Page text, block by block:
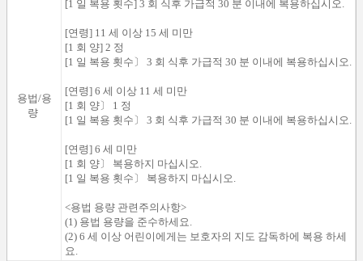
용법/용
량
[1 일 복용 횟수] 3 회 식후 가급적 30 분 이내에 복용하십시오.
[연령] 11 세 이상 15 세 미만
[1 회 양] 2 정
[1 일 복용 횟수 〕 3 회 식후 가급적 30 분 이내에 복용하십시오.
[연령] 6 세 이상 11 세 미만
[1 회 양〕
1 정
[1 일 복용 횟수 〕 3 회 식후 가급적 30 분 이내에 복용하십시오.
[연령] 6 세 미만
[1 회 양〕 복용하지 마십시오.
[1 일 복용 횟수 〕 복용하지 마십시오.
<용법 용량 관련주의사항>
(1) 용법 용량을 준수하세요.
(2) 6 세 이상 어린이에게 는 보호자의 지도 감독하에 복용 하세
요.